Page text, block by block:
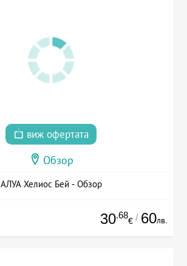
виж офертата
Обзор
АЛУА Хелиос Бей - Обзор
30.68
€ / 60лв.